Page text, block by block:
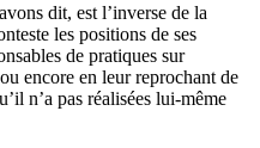
dit, est l’inverse de la
les positions de ses
de pratiques sur
encore en leur reprochant de
n’a pas réalisées lui-même